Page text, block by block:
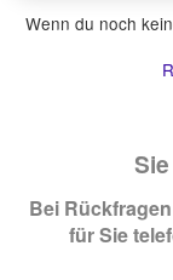
Wenn du noch
Bei
für Sie